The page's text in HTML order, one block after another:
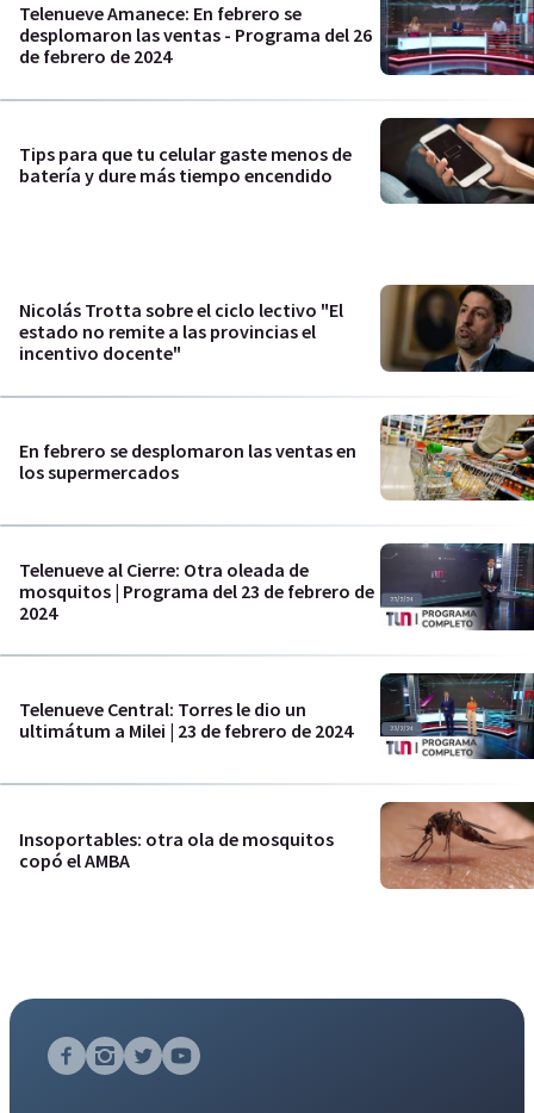
Telenueve Amanece: En febrero se
desplomaron las ventas - Programa del 26
de febrero de 2024
Tips para que tu celular gaste menos de
batería y dure más tiempo encendido
Nicolás Trotta sobre el ciclo lectivo "El
estado no remite a las provincias el
incentivo docente"
En febrero se desplomaron las ventas en
los supermercados
Telenueve al Cierre: Otra oleada de
mosquitos | Programa del 23 de febrero de
2024
Telenueve Central: Torres le dio un
ultimátum a Milei | 23 de febrero de 2024
Insoportables: otra ola de mosquitos
copó el AMBA